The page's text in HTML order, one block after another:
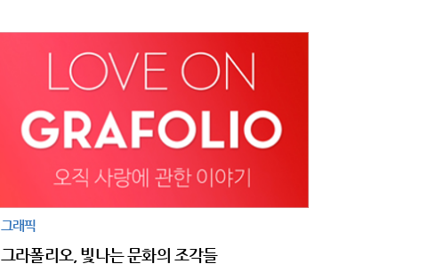
그래픽
그라폴리오, 빛나는 문화의 조각들